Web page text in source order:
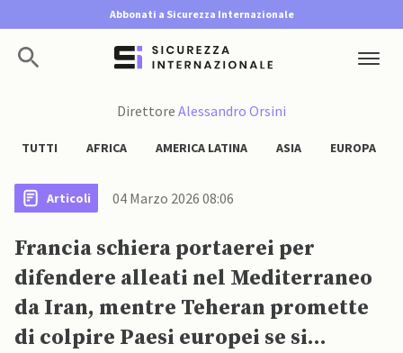
Abbonati a Sicurezza Internazionale
Direttore Alessandro Orsini
TUTTI AFRICA AMERICA LATINA ASIA EUROPA
Articoli 04 Marzo 2026 08:06
Francia schiera portaerei per
difendere alleati nel Mediterraneo
da Iran, mentre Teheran promette
di colpire Paesi europei se si